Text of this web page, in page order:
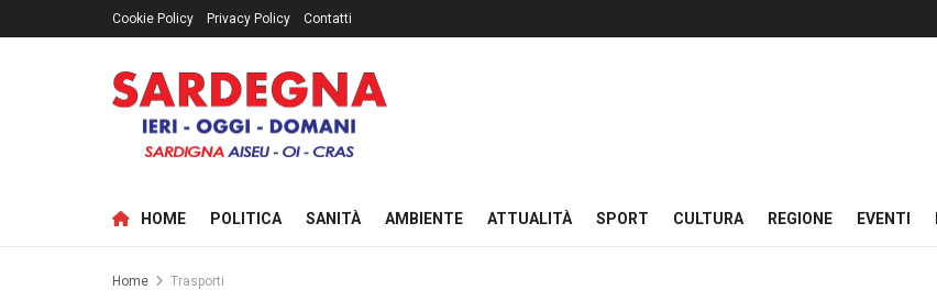
Cookie Policy Privacy Policy Contatti
HOME POLITICA SANITÀ AMBIENTE ATTUALITÀ SPORT CULTURA REGIONE EVENTI
Home Trasporti